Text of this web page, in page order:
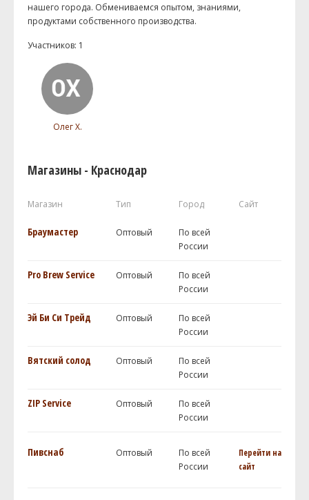
нашего города. Обмениваемся опытом, знаниями,
продуктами собственного производства.
Участников: 1
Олег Х.
Магазины - Краснодар
Магазин Тип Город Сайт
Браумастер Оптовый
По всей
России
Pro Brew Service Оптовый
По всей
России
Эй Би Си Трейд Оптовый
По всей
России
Вятский солод Оптовый
По всей
России
ZIP Service Оптовый
По всей
России
Пивснаб Оптовый
По всей
России
Перейти на
сайт